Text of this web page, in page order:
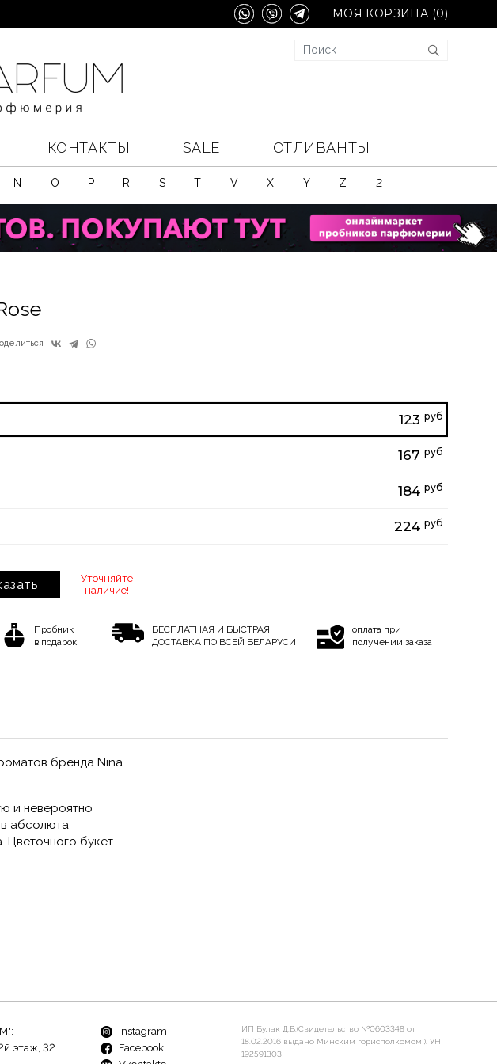
МОЯ КОРЗИНА (0)
КОНТАКТЫ SALE ОТЛИВАНТЫ
N O P R S T V X Y Z 2
123 руб
167 руб
184 руб
224 руб
Уточняйте
наличие!
Пробник
в подарок!
БЕСПЛАТНАЯ И БЫСТРАЯ
ДОСТАВКА ПО ВСЕЙ БЕЛАРУСИ
оплата при
получении заказа
бренда Nina
и невероятно
абсолюта
Цветочного букет
этаж, 32
Instagram
Facebook
ИП Булак Д.В.(Свидетельство №0603348 от
18.02.2016 выдано Минским горисполкомом ). УНП
192591303